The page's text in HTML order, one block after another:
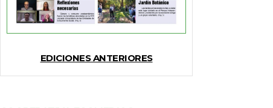
EDICIONES ANTERIORES